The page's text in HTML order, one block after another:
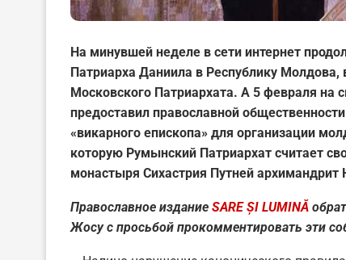
На минувшей неделе в сети интернет
Патриарха Даниила в Республику Молдова,
Московского Патриархата. А 5 февраля на
предоставил православной
«викарного епископа» для организации
которую Румынский Патриархат считает
монастыря Сихастрия Путней архимандрит
Православное издание SARE ȘI LUMINĂ
Жосу с просьбой прокомментировать эти